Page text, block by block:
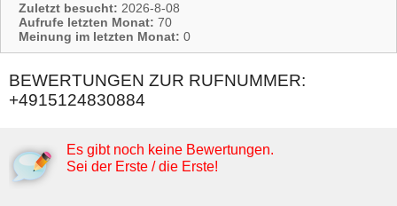
Zuletzt besucht: 2026-8-08
Aufrufe letzten Monat: 70
Meinung im letzten Monat: 0
BEWERTUNGEN ZUR RUFNUMMER:
+4915124830884
Es gibt noch keine Bewertungen.
Sei der Erste / die Erste!